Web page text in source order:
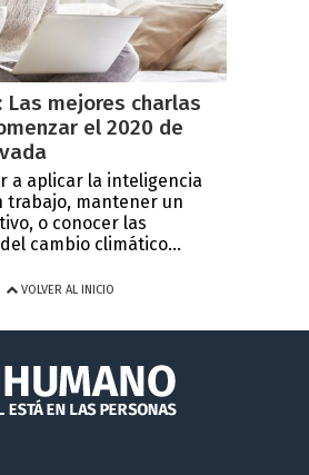
Las mejores charlas
el 2020 de
a aplicar la inteligencia
trabajo, mantener un
o conocer las
cambio climático...
VOLVER AL INICIO